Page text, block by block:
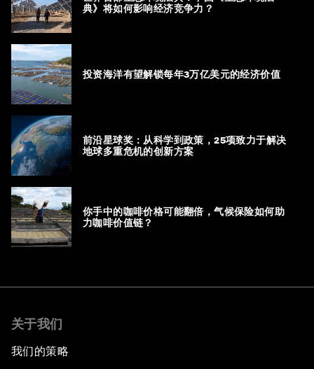
典》将如何影响经济竞争力？
投资海洋有望解锁每年3万亿美元的经济价值
前沿星球奖：从科学到政策，25项致力于解决
地球多重危机的创新方案
你手中的咖啡价格可能翻倍，气候保险如何助
力咖啡价值链？
关于我们
我们的策略